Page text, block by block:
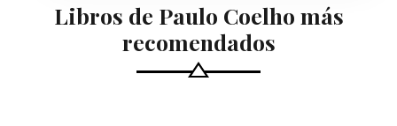
Libros de Paulo Coelho más
recomendados